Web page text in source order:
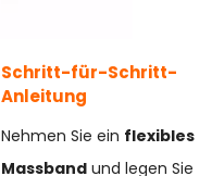
Schritt-für-Schritt-
Anleitung
Nehmen Sie ein flexibles
Massband und legen Sie